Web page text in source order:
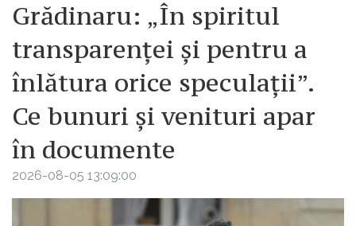
Grădinaru: „În spiritul
transparenței și pentru a
înlătura orice speculații”.
Ce bunuri și venituri apar
în documente
2026-08-05 13:09:00